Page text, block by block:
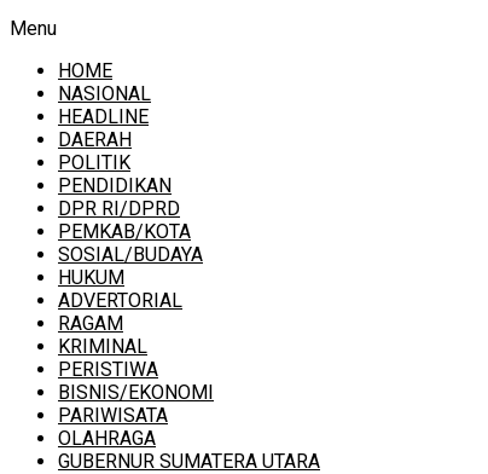
Menu
HOME
NASIONAL
HEADLINE
DAERAH
POLITIK
PENDIDIKAN
DPR RI/DPRD
PEMKAB/KOTA
SOSIAL/BUDAYA
HUKUM
ADVERTORIAL
RAGAM
KRIMINAL
PERISTIWA
BISNIS/EKONOMI
PARIWISATA
OLAHRAGA
GUBERNUR SUMATERA UTARA